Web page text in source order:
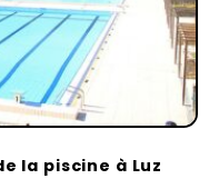
la piscine à Luz